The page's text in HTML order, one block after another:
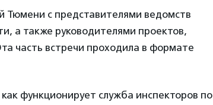
Тюмени с представителями ведомств
а также руководителями проектов,
часть встречи проходила в формате
функционирует служба инспекторов по